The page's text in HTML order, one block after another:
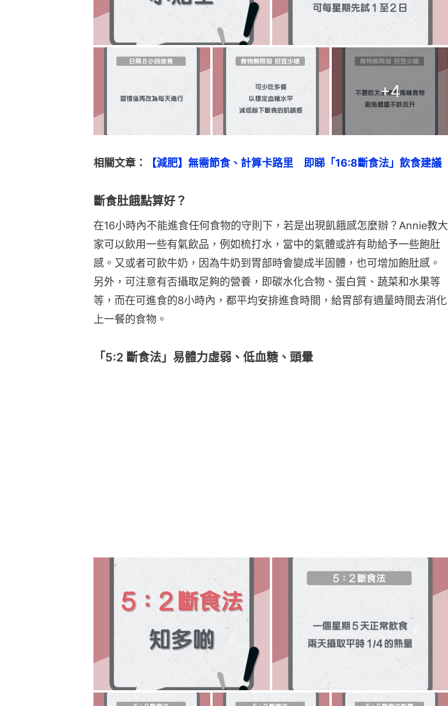
+4
相關文章： 【減肥】無需節食、計算卡路里　即睇「16:8斷食法」飲食建議
斷食肚餓點算好？
在16小時內不能進食任何食物的守則下，若是出現飢餓感怎麼辦？Annie教大
家可以飲用一些有氣飲品，例如梳打水，當中的氣體或許有助給予一些飽肚
感。又或者可飲牛奶，因為牛奶到胃部時會變成半固體，也可增加飽肚感。
另外，可注意有否攝取足夠的營養，即碳水化合物、蛋白質、蔬菜和水果等
等，而在可進食的8小時內，都平均安排進食時間，給胃部有適量時間去消化
上一餐的食物。
「5:2 斷食法」易體力虛弱、低血糖、頭暈